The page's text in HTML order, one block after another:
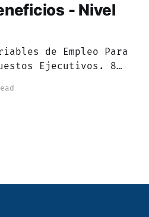
- Nivel
de Empleo Para
Ejecutivos. 8